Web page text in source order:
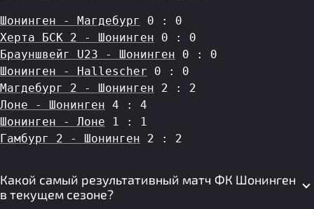
Шонинген - Магдебург
0 : 0
Херта БСК 2 - Шонинген 0 : 0
Брауншвейг U23 - Шонинген 0 : 0
Шонинген - Hallescher 0 : 0
Магдебург 2 - Шонинген 2 : 2
Лоне - Шонинген 4 : 4
Шонинген - Лоне 1 : 1
Гамбург 2 - Шонинген 2 : 2
Какой самый результативный матч ФК Шонинген
в текущем сезоне?